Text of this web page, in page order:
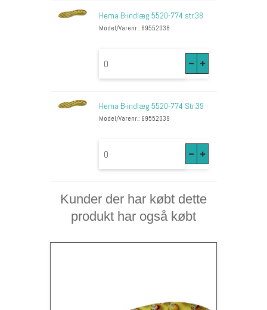
Hema B-indlæg 5520-774 str.38
Model/Varenr.: 69552038
Hema B-indlæg 5520-774 Str.39
Model/Varenr.: 69552039
Kunder der har købt dette
produkt har også købt